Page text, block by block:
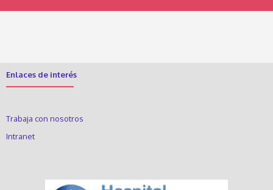
Enlaces de interés
Trabaja con nosotros
Intranet